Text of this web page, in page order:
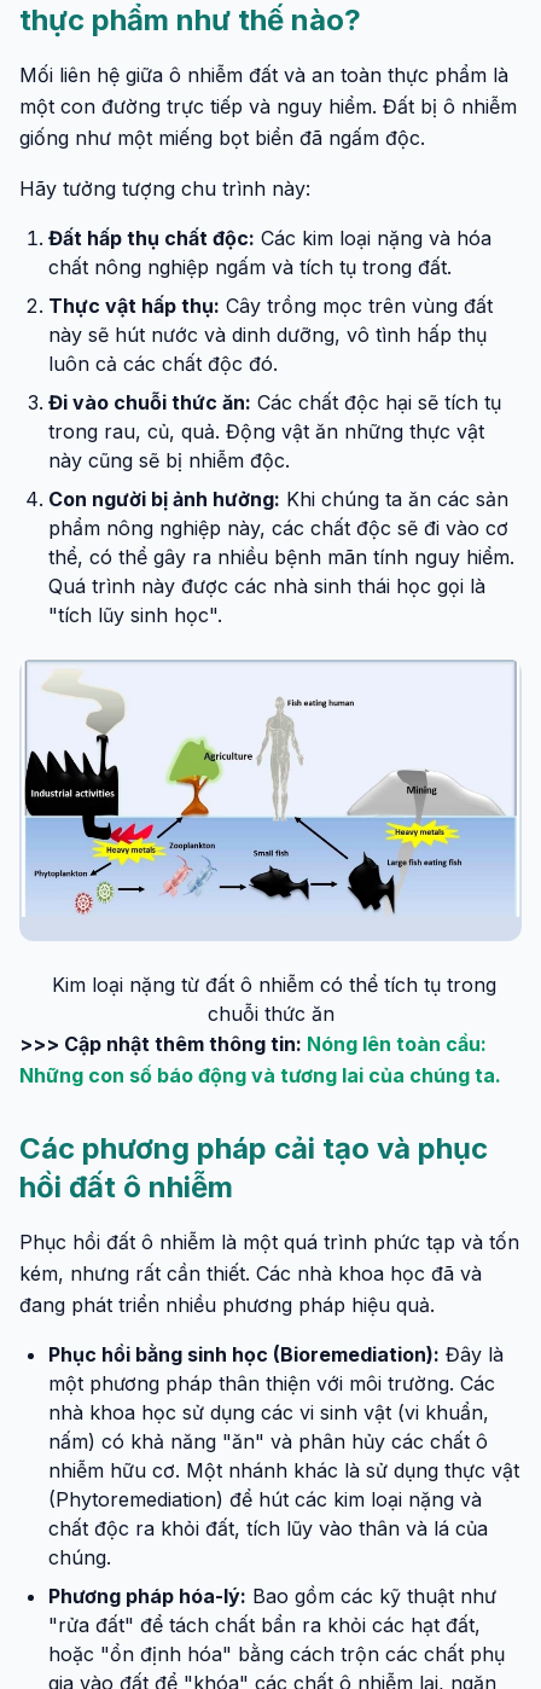
thực phẩm như thế nào?
Mối liên hệ giữa ô nhiễm đất và an toàn thực phẩm là
một con đường trực tiếp và nguy hiểm. Đất bị ô nhiễm
giống như một miếng bọt biển đã ngấm độc.
Hãy tưởng tượng chu trình này:
Đất hấp thụ chất độc: Các kim loại nặng và hóa
chất nông nghiệp ngấm và tích tụ trong đất.
Thực vật hấp thụ: Cây trồng mọc trên vùng đất
này sẽ hút nước và dinh dưỡng, vô tình hấp thụ
luôn cả các chất độc đó.
Đi vào chuỗi thức ăn: Các chất độc hại sẽ tích tụ
trong rau, củ, quả. Động vật ăn những thực vật
này cũng sẽ bị nhiễm độc.
Con người bị ảnh hưởng: Khi chúng ta ăn các sản
phẩm nông nghiệp này, các chất độc sẽ đi vào cơ
thể, có thể gây ra nhiều bệnh mãn tính nguy hiểm.
Quá trình này được các nhà sinh thái học gọi là
"tích lũy sinh học".
Kim loại nặng từ đất ô nhiễm có thể tích tụ trong
chuỗi thức ăn
>>> Cập nhật thêm thông tin: Nóng lên toàn cầu:
Những con số báo động và tương lai của chúng ta.
Các phương pháp cải tạo và phục
hồi đất ô nhiễm
Phục hồi đất ô nhiễm là một quá trình phức tạp và tốn
kém, nhưng rất cần thiết. Các nhà khoa học đã và
đang phát triển nhiều phương pháp hiệu quả.
Phục hồi bằng sinh học (Bioremediation): Đây là
một phương pháp thân thiện với môi trường. Các
nhà khoa học sử dụng các vi sinh vật (vi khuẩn,
nấm) có khả năng "ăn" và phân hủy các chất ô
nhiễm hữu cơ. Một nhánh khác là sử dụng thực vật
(Phytoremediation) để hút các kim loại nặng và
chất độc ra khỏi đất, tích lũy vào thân và lá của
chúng.
Phương pháp hóa-lý: Bao gồm các kỹ thuật như
"rửa đất" để tách chất bẩn ra khỏi các hạt đất,
hoặc "ổn định hóa" bằng cách trộn các chất phụ
gia vào đất để "khóa" các chất ô nhiễm lại, ngăn